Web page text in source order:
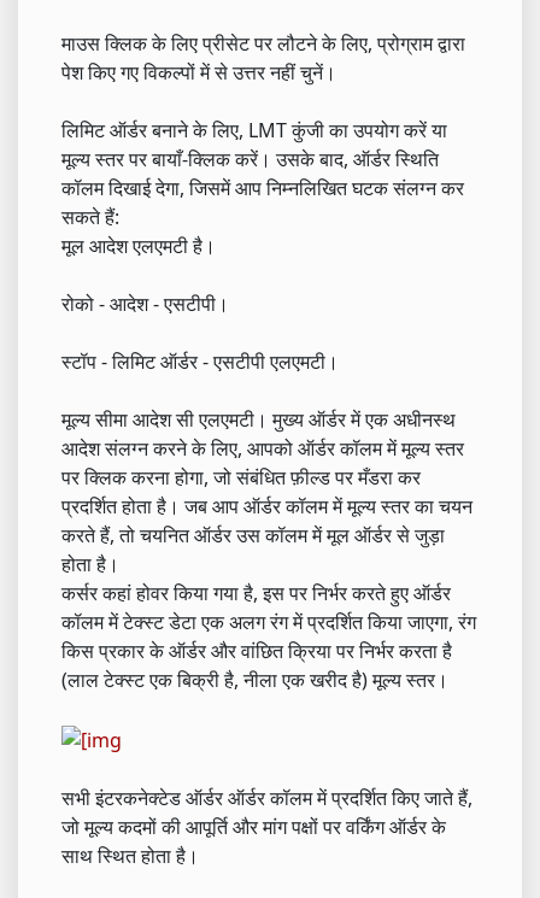
माउस क्लिक के लिए प्रीसेट पर लौटने के लिए, प्रोग्राम द्वारा
पेश किए गए विकल्पों में से उत्तर नहीं चुनें।
लिमिट ऑर्डर बनाने के लिए, LMT कुंजी का उपयोग करें या
मूल्य स्तर पर बायाँ-क्लिक करें। उसके बाद, ऑर्डर स्थिति
कॉलम दिखाई देगा, जिसमें आप निम्नलिखित घटक संलग्न कर
सकते हैं:
मूल आदेश एलएमटी है।
रोको - आदेश - एसटीपी।
स्टॉप - लिमिट ऑर्डर - एसटीपी एलएमटी।
मूल्य सीमा आदेश सी एलएमटी। मुख्य ऑर्डर में एक अधीनस्थ
आदेश संलग्न करने के लिए, आपको ऑर्डर कॉलम में मूल्य स्तर
पर क्लिक करना होगा, जो संबंधित फ़ील्ड पर मँडरा कर
प्रदर्शित होता है। जब आप ऑर्डर कॉलम में मूल्य स्तर का चयन
करते हैं, तो चयनित ऑर्डर उस कॉलम में मूल ऑर्डर से जुड़ा
होता है।
कर्सर कहां होवर किया गया है, इस पर निर्भर करते हुए ऑर्डर
कॉलम में टेक्स्ट डेटा एक अलग रंग में प्रदर्शित किया जाएगा, रंग
किस प्रकार के ऑर्डर और वांछित क्रिया पर निर्भर करता है
(लाल टेक्स्ट एक बिक्री है, नीला एक खरीद है) मूल्य स्तर।
सभी इंटरकनेक्टेड ऑर्डर ऑर्डर कॉलम में प्रदर्शित किए जाते हैं,
जो मूल्य कदमों की आपूर्ति और मांग पक्षों पर वर्किंग ऑर्डर के
साथ स्थित होता है।